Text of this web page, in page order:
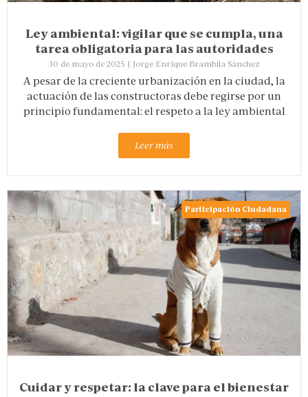
Ley ambiental: vigilar que se cumpla, una
tarea obligatoria para las autoridades
30 de mayo de 2025 | Jorge Enrique Brambila Sánchez
A pesar de la creciente urbanización en la ciudad, la
actuación de las constructoras debe regirse por un
principio fundamental: el respeto a la ley ambiental
Leer más
Participación Ciudadana
Cuidar y respetar: la clave para el bienestar